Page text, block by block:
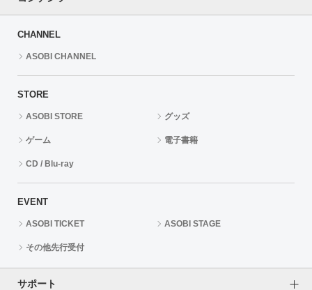
CHANNEL
ASOBI CHANNEL
STORE
ASOBI STORE グッズ
ゲーム 電子書籍
CD / Blu-ray
EVENT
ASOBI TICKET ASOBI STAGE
その他先行受付
サポート